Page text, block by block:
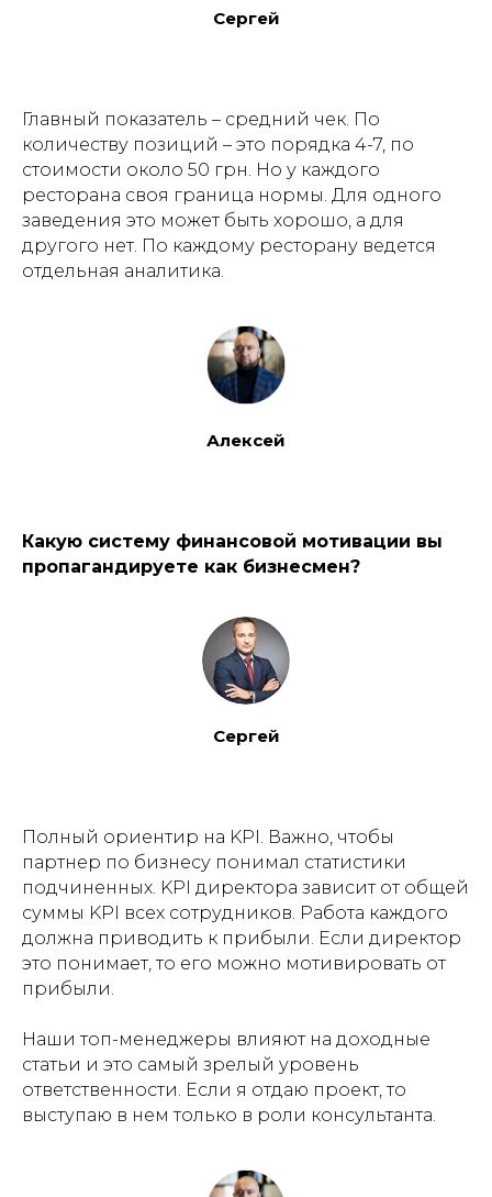
Сергей
Главный показатель – средний чек. По
количеству позиций – это порядка 4-7, по
стоимости около 50 грн. Но у каждого
ресторана своя граница нормы. Для одного
заведения это может быть хорошо, а для
другого нет. По каждому ресторану ведется
отдельная аналитика.
Алексей
Какую систему финансовой мотивации вы
пропагандируете как бизнесмен?
Сергей
Полный ориентир на KPI. Важно, чтобы
партнер по бизнесу понимал статистики
подчиненных. KPI директора зависит от общей
суммы KPI всех сотрудников. Работа каждого
должна приводить к прибыли. Если директор
это понимает, то его можно мотивировать от
прибыли.
Наши топ-менеджеры влияют на доходные
статьи и это самый зрелый уровень
ответственности. Если я отдаю проект, то
выступаю в нем только в роли консультанта.